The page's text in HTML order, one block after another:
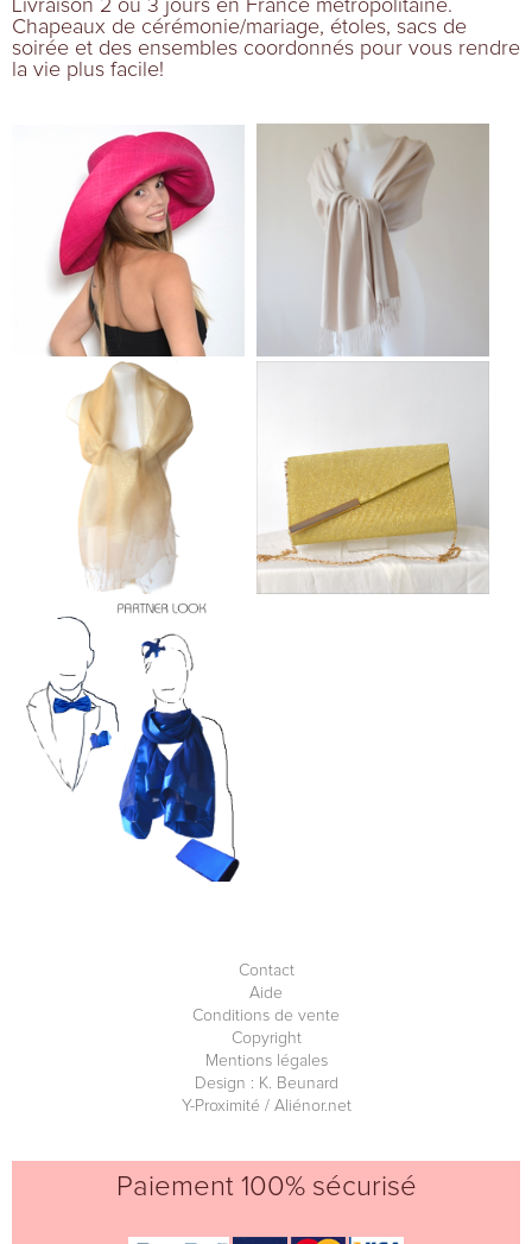
Livraison 2 ou 3 jours en France métropolitaine.
Chapeaux de cérémonie/mariage, étoles, sacs de
soirée et des ensembles coordonnés pour vous rendre
la vie plus facile!
Contact
Aide
Conditions de vente
Copyright
Mentions légales
Design : K. Beunard
Y-Proximité / Aliénor.net
Paiement 100% sécurisé